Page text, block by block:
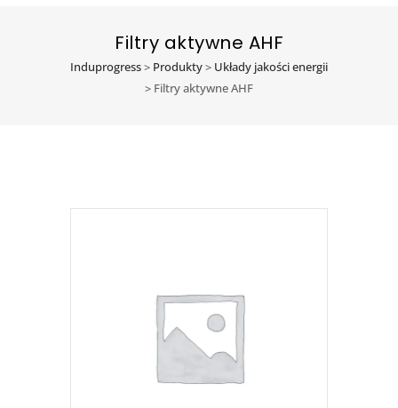
Filtry aktywne AHF
Induprogress> Produkty> Układy jakości energii
> Filtry aktywne AHF